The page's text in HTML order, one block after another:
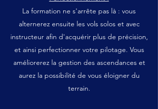
La formation ne s'arrête pas là : vous
alternerez ensuite les vols solos et avec
instructeur afin d'acquérir plus de précision,
et ainsi perfectionner votre pilotage. Vous
améliorerez la gestion des ascendances et
aurez la possibilité de vous éloigner du
terrain.